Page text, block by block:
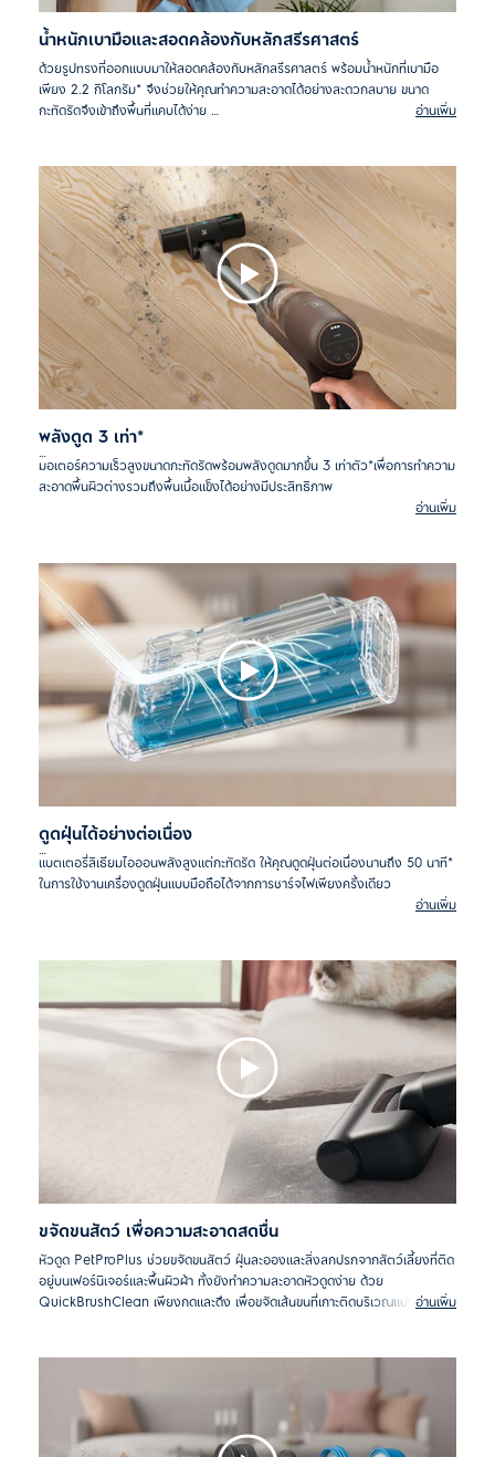
น้ำหนักเบามือและสอดคล้องกับหลักสรีรศาสตร์
ด้วยรูปทรงที่ออกแบบมาให้สอดคล้องกับหลักสรีรศาสตร์ พร้อมน้ำหนักที่เบามือ
เพียง 2.2 กิโลกรัม* จึงช่วยให้คุณทำความสะอาดได้อย่างสะดวกสบาย ขนาด
กะทัดรัดจึงเข้าถึงพื้นที่แคบได้ง่าย
PowerPro
อ่านเพิ่ม
พลังดูด 3 เท่า*
มอเตอร์ความเร็วสูงขนาดกะทัดรัดพร้อมพลังดูดมากขึ้น 3 เท่าตัว*เพื่อการทำความ
สะอาดพื้นผิวต่างรวมถึงพื้นเนื้อแข็งได้อย่างมีประสิทธิภาพ
WQ61-1
อ่านเพิ่ม
ดูดฝุ่นได้อย่างต่อเนื่อง
แบตเตอรี่ลิเธียมไอออนพลังสูงแต่กะทัดรัด ให้คุณดูดฝุ่นต่อเนื่องนานถึง 50 นาที*
ในการใช้งานเครื่องดูดฝุ่นแบบมือถือได้จากการชาร์จไฟเพียงครั้งเดียว
อ่านเพิ่ม
ขจัดขนสัตว์ เพื่อความสะอาดสดชื่น
หัวดูด PetProPlus ช่วยขจัดขนสัตว์ ฝุ่นละอองและสิ่งสกปรกจากสัตว์เลี้ยงที่ติด
อยู่บนเฟอร์นิเจอร์และพื้นผิวผ้า ทั้งยังทำความสะอาดหัวดูดง่าย ด้วย
QuickBrushClean เพียงกดและดึง เพื่อขจัดเส้นขนที่เกาะติดบริเวณแปรงหมุน
อ่านเพิ่ม